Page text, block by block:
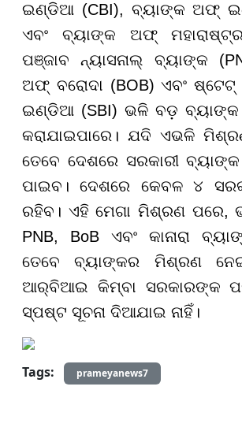
ଇଣ୍ଡିଆ (CBI), ବ୍ୟାଙ୍କ ଅଫ୍
ଏବଂ ବ୍ୟାଙ୍କ ଅଫ୍
ପଞ୍ଜାବ ନ୍ୟାସନାଲ୍ ବ୍ୟାଙ୍କ
ଅଫ୍ ବରୋଦା (BOB) ଏବଂ
ଇଣ୍ଡିଆ (SBI) ଭଳି ବଡ଼
କରାଯାଇପାରେ। ଯଦି ଏଭଳି
ତେବେ ଦେଶରେ ସରକାରୀ ବ୍ୟାଙ୍କ
ପାଇବ। ଦେଶରେ କେବଳ ୪
ରହିବ। ଏହି ମେଗା ମିଶ୍ରଣ ପରେ,
PNB, BoB ଏବଂ କାନାରା
ତେବେ ବ୍ୟାଙ୍କର ମିଶ୍ରଣ
ଆର୍‌ବିଆଇ କିମ୍ବା ସରକାରଙ୍କ
ସ୍ପଷ୍ଟ ସୂଚନା ଦିଆଯାଇ ନାହିଁ।
Tags: prameyanews7